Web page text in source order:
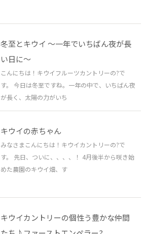
冬至とキウイ 〜一年でいちばん夜が長
い日に〜
こんにちは！キウイフルーツカントリーの?で
す。 今日は冬至ですね。一年の中で、いちばん夜
が長く、太陽の力がいち
キウイの赤ちゃん
みなさまこんにちは！キウイカントリーの?で
す。 先日、ついに、、、、！ 4月後半から咲き始
めた農園のキウイ畑、す
キウイカントリーの個性う豊かな仲間